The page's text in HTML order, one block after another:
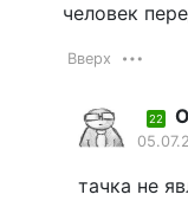
человек
Вверх
22
тачка не